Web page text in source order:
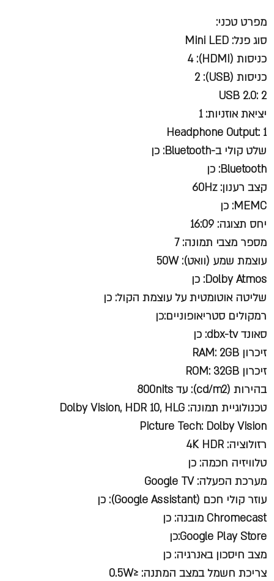
מפרט טכני:
סוג פנל: Mini LED
כניסות (HDMI): 4
כניסות (USB): 2
USB 2.0: 2
יציאת אוזניות: 1
Headphone Output: 1
שלט קולי ב-Bluetooth: כן
Bluetooth: כן
קצב רענון: 60Hz
MEMC: כן
יחס תצוגה: 16:09
מספר מצבי תמונה: 7
עוצמת שמע (וואט): 50W
Dolby Atmos: כן
שליטה אוטומטית על עוצמת הקול: כן
רמקולים סטריאופוניים:כן
סאונד dbx-tv: כן
זיכרון RAM: 2GB
זיכרון ROM: 32GB
בהירות (cd/m2): עד 800nits
טכנולוגיית תמונה: Dolby Vision, HDR 10, HLG
Picture Tech: Dolby Vision
רזולוציה: 4K HDR
טלוויזיה חכמה: כן
מערכת הפעלה: Google TV
עוזר קולי חכם (Google Assistant): כן
Chromecast מובנה: כן
Google Play Store:כן
מצב חיסכון באנרגיה: כן
צריכת חשמל במצב המתנה: ≤0.5W